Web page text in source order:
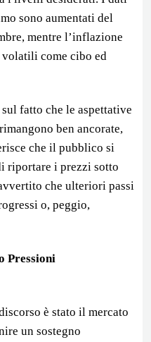
sono aumentati del
mentre l’inflazione
volatili come cibo ed
fatto che le aspettative
ben ancorate,
che il pubblico si
riportare i prezzi sotto
che ulteriori passi
o, peggio,
Pressioni
è stato il mercato
un sostegno